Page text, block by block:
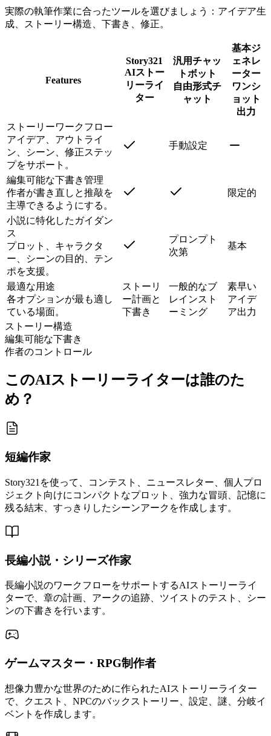
実際の執筆作業に合ったツールを選びましょう：アイデア生
成、ストーリー構造、下書き、修正。
Features
Story321
AIストー
リーライ
ター
汎用チャッ
トボット
自由形式チ
ャット
基本ジ
ェネレ
ーター
ワンシ
ョット
出力
ストーリーワークフロー
アイデア、アウトライ
ン、シーン、修正ステッ
プをサポート。
手動設定
編集可能な下書き管理
作者が書き直しと推敲を
主導できるようにする。
限定的
小説に特化したガイダン
ス
プロット、キャラクタ
ー、シーンの目的、テン
ポを支援。
プロンプト
次第
基本
最適な用途
各オプションが最も適し
ている場面。
ストーリ
ー計画と
下書き
一般的なブ
レインスト
ーミング
素早い
アイデ
ア出力
ストーリー構造
編集可能な下書き
作者のコントロール
このAIストーリーライターは誰のた
め？
短編作家
Story321を使って、コンテスト、ニュースレター、個人プロ
ジェクト向けにコンパクトなプロット、強力な冒頭、記憶に
残る結末、すっきりしたシーンアークを作成します。
長編小説・シリーズ作家
長編小説のワークフローをサポートするAIストーリーライ
ターで、章の計画、アークの追跡、ツイストのテスト、シー
ンの下書きを行います。
ゲームマスター・RPG制作者
想像力豊かな世界のために作られたAIストーリーライター
で、クエスト、NPCのバックストーリー、設定、謎、分岐イ
ベントを作成します。